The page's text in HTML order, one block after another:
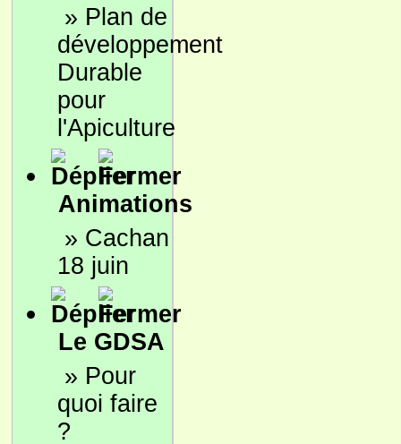
» Plan de
développement
Durable
pour
l'Apiculture
Animations
» Cachan
18 juin
Le GDSA
» Pour
quoi faire
?